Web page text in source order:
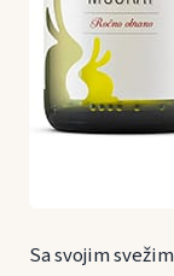
Sa svojim